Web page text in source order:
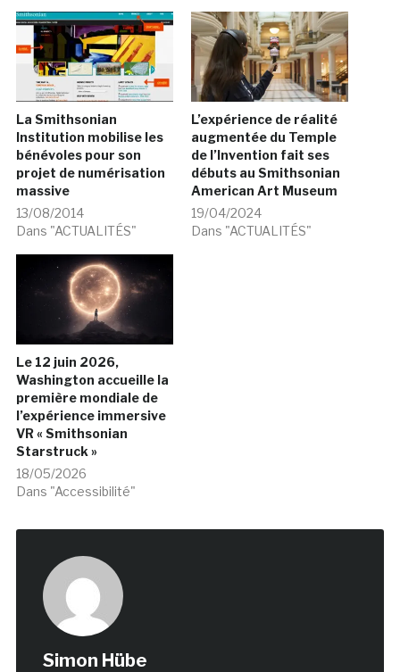
La Smithsonian
Institution mobilise les
bénévoles pour son
projet de numérisation
massive
13/08/2014
Dans "ACTUALITÉS"
L’expérience de réalité
augmentée du Temple
de l’Invention fait ses
débuts au Smithsonian
American Art Museum
19/04/2024
Dans "ACTUALITÉS"
Le 12 juin 2026,
Washington accueille la
première mondiale de
l’expérience immersive
VR « Smithsonian
Starstruck »
18/05/2026
Dans "Accessibilité"
Simon Hübe